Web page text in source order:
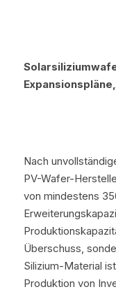
Nach
PV-Wafer-
von mindestens
Überschuss,
Silizium-Material
Produktion von